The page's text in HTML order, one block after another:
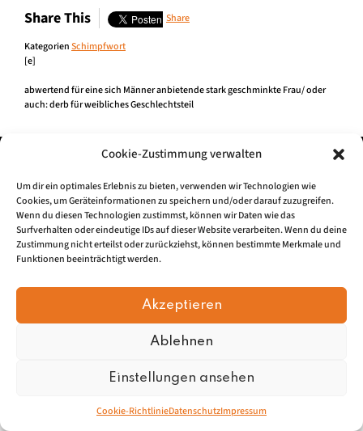
Cookie-Zustimmung verwalten
Um dir ein optimales Erlebnis zu bieten, verwenden wir Technologien wie
Cookies, um Geräteinformationen zu speichern und/oder darauf zuzugreifen.
Wenn du diesen Technologien zustimmst, können wir Daten wie das
Surfverhalten oder eindeutige IDs auf dieser Website verarbeiten. Wenn du deine
Zustimmung nicht erteilst oder zurückziehst, können bestimmte Merkmale und
Funktionen beeinträchtigt werden.
Akzeptieren
Ablehnen
Einstellungen ansehen
Cookie-RichtlinieDatenschutzImpressum
Share This Share
KategorienSchimpfwort
[e]
abwertend für eine sich Männer anbietende stark geschminkte Frau/ oder
auch: derb für weibliches Geschlechtsteil
Impressum|Datenschutz
© 2026, Mundartretter.de